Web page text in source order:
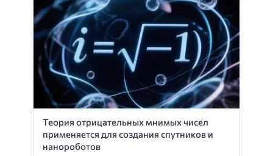
Теория отрицательных мнимых чисел
применяется для создания спутников и
нанороботов